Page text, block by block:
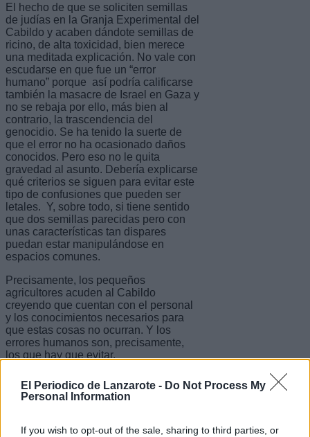
El Periodico de Lanzarote - Do Not Process My
Personal Information
If you wish to opt-out of the sale, sharing to third parties, or
El hecho de que se soliciten semillas
de judías en la Granja Experimental del
Cabildo y acaben dándote semillas de
ricino, de alta toxicidad, bien merece
una meditada explicación. No vale con
escudarse en que fue un “error
humano” porque así podría calificarse
también la masacre de Israel en Gaza y
no se rebaja por ello, más bien al
contrario, la trascendencia del
genocidio. Se ha tenido la suerte de
que el error no ha ocasionado daños
conocidos. Pero eso no le quita
gravedad al asunto. Debería explicarse
qué criterios se siguen para evitar este
tipo de confusiones que pueden ser
letales. Y, sobre todo, si tiene sentido
que dos semillas parecidas pero con
unas características tan dispares
puedan estar manipulándose en
espacios comunes.
Precisamente, los pequeños
agricultores acuden al Cabildo
creyendo que cuentan con el personal
y los conocimientos necesarios para
que estas cosas no ocurran. Y los
errores humanos son, precisamente,
los que hay que evitar.
Escribir un comentario